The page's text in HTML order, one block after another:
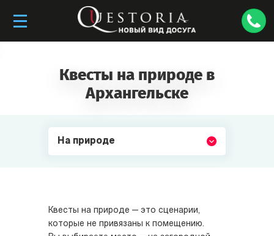
Квесты на природе в
Архангельске
На природе
Квесты на природе — это сценарии,
которые не привязаны к помещению.